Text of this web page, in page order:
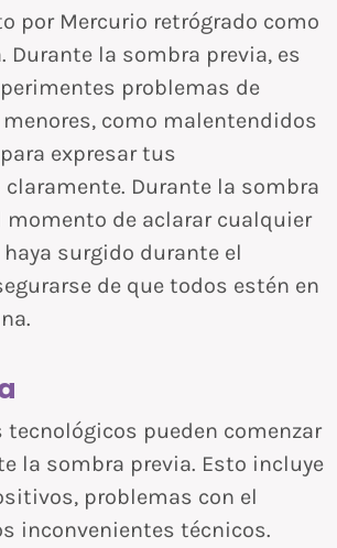
por Mercurio retrógrado como
Durante la sombra previa, es
problemas de
como malentendidos
expresar tus
Durante la sombra
momento de aclarar cualquier
surgido durante el
de que todos estén en
tecnológicos pueden comenzar
la sombra previa. Esto incluye
problemas con el
inconvenientes técnicos.